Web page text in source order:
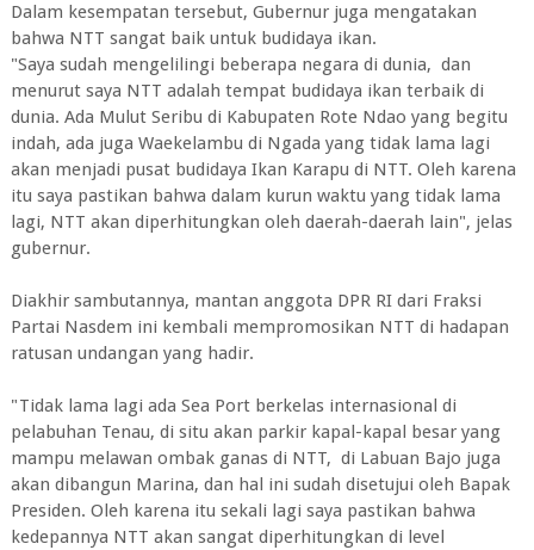
Dalam kesempatan tersebut, Gubernur juga mengatakan
bahwa NTT sangat baik untuk budidaya ikan.
"Saya sudah mengelilingi beberapa negara di dunia, dan
menurut saya NTT adalah tempat budidaya ikan terbaik di
dunia. Ada Mulut Seribu di Kabupaten Rote Ndao yang begitu
indah, ada juga Waekelambu di Ngada yang tidak lama lagi
akan menjadi pusat budidaya Ikan Karapu di NTT. Oleh karena
itu saya pastikan bahwa dalam kurun waktu yang tidak lama
lagi, NTT akan diperhitungkan oleh daerah-daerah lain", jelas
gubernur.
Diakhir sambutannya, mantan anggota DPR RI dari Fraksi
Partai Nasdem ini kembali mempromosikan NTT di hadapan
ratusan undangan yang hadir.
"Tidak lama lagi ada Sea Port berkelas internasional di
pelabuhan Tenau, di situ akan parkir kapal-kapal besar yang
mampu melawan ombak ganas di NTT, di Labuan Bajo juga
akan dibangun Marina, dan hal ini sudah disetujui oleh Bapak
Presiden. Oleh karena itu sekali lagi saya pastikan bahwa
kedepannya NTT akan sangat diperhitungkan di level